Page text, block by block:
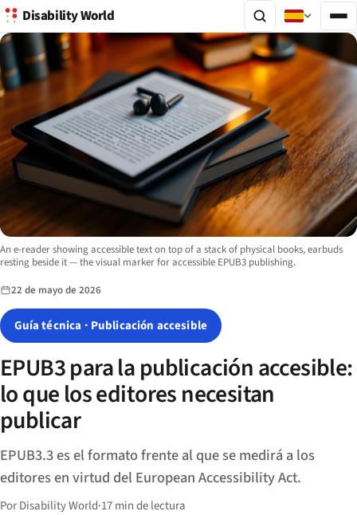
Disability World
Image description:
An e-reader showing accessible text on top of a stack of physical books, earbuds
resting beside it — the visual marker for accessible EPUB3 publishing.
22 de mayo de 2026
Guía técnica · Publicación accesible
EPUB3 para la publicación accesible:
lo que los editores necesitan
publicar
EPUB3.3 es el formato frente al que se medirá a los
editores en virtud del European Accessibility Act.
Por Disability World·17 min de lectura